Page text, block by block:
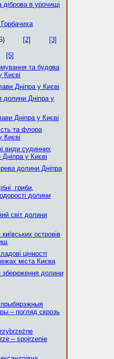
діброва в урочищі
[2] [3]
[5]
та будова
Києві
Дніпра у Києві
долини Дніпра у
Дніпра у Києві
та флора
Києві
види судинних
у Києві
долини Дніпра
гриби,
долини
світ долини
київських островів
цінності
міста Києва
долини
прыбярэжныя
– погляд скрозь
– spojrzenie